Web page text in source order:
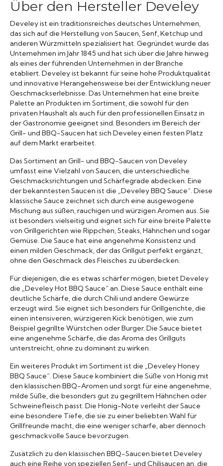
Über den Hersteller Develey
Develey ist ein traditionsreiches deutsches Unternehmen,
das sich auf die Herstellung von Saucen, Senf, Ketchup und
anderen Würzmitteln spezialisiert hat. Gegründet wurde das
Unternehmen im Jahr 1845 und hat sich über die Jahre hinweg
als eines der führenden Unternehmen in der Branche
etabliert. Develey ist bekannt für seine hohe Produktqualität
und innovative Herangehensweise bei der Entwicklung neuer
Geschmackserlebnisse. Das Unternehmen hat eine breite
Palette an Produkten im Sortiment, die sowohl für den
privaten Haushalt als auch für den professionellen Einsatz in
der Gastronomie geeignet sind. Besonders im Bereich der
Grill- und BBQ-Saucen hat sich Develey einen festen Platz
auf dem Markt erarbeitet.
Das Sortiment an Grill- und BBQ-Saucen von Develey
umfasst eine Vielzahl von Saucen, die unterschiedliche
Geschmacksrichtungen und Schärfegrade abdecken. Eine
der bekanntesten Saucen ist die „Develey BBQ Sauce“. Diese
klassische Sauce zeichnet sich durch eine ausgewogene
Mischung aus süßen, rauchigen und würzigen Aromen aus. Sie
ist besonders vielseitig und eignet sich für eine breite Palette
von Grillgerichten wie Rippchen, Steaks, Hähnchen und sogar
Gemüse. Die Sauce hat eine angenehme Konsistenz und
einen milden Geschmack, der das Grillgut perfekt ergänzt,
ohne den Geschmack des Fleisches zu überdecken.
Für diejenigen, die es etwas schärfer mögen, bietet Develey
die „Develey Hot BBQ Sauce“ an. Diese Sauce enthält eine
deutliche Schärfe, die durch Chili und andere Gewürze
erzeugt wird. Sie eignet sich besonders für Grillgerichte, die
einen intensiveren, würzigeren Kick benötigen, wie zum
Beispiel gegrillte Würstchen oder Burger. Die Sauce bietet
eine angenehme Schärfe, die das Aroma des Grillguts
unterstreicht, ohne zu dominant zu wirken.
Ein weiteres Produkt im Sortiment ist die „Develey Honey
BBQ Sauce“. Diese Sauce kombiniert die Süße von Honig mit
den klassischen BBQ-Aromen und sorgt für eine angenehme,
milde Süße, die besonders gut zu gegrilltem Hähnchen oder
Schweinefleisch passt. Die Honig-Note verleiht der Sauce
eine besondere Tiefe, die sie zu einer beliebten Wahl für
Grillfreunde macht, die eine weniger scharfe, aber dennoch
geschmackvolle Sauce bevorzugen.
Zusätzlich zu den klassischen BBQ-Saucen bietet Develey
auch eine Reihe von speziellen Senf- und Chilisaucen an, die